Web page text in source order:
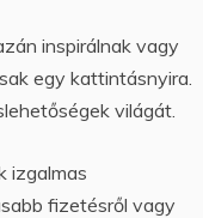
inspirálnak vagy
egy kattintásnyira.
világát.
izgalmas
fizetésről vagy